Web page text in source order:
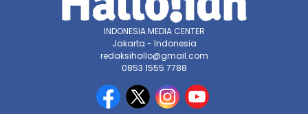
INDONESIA MEDIA CENTER
Jakarta - Indonesia
redaksihallo@gmail.com
0853 1555 7788